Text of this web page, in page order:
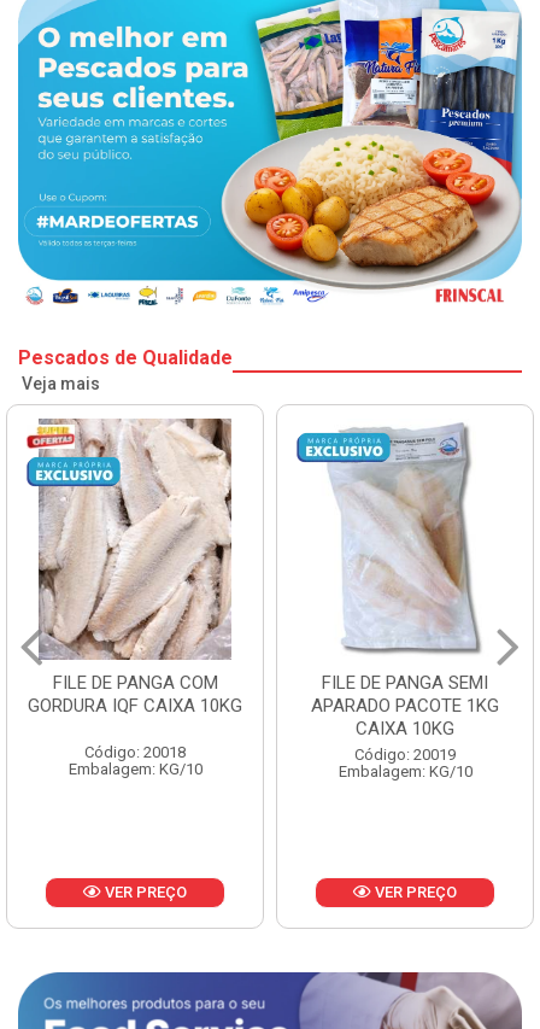
Pescados de Qualidade
Veja mais
FILE DE PANGA SEMI
APARADO PACOTE 1KG
Código: 20019
Embalagem: KG/10
VER PREÇO
POLACA DESFIADA
PESCAMARES PCT5KG
CX10KG
Código: 20161
Embalagem: KG/10
VER PREÇO